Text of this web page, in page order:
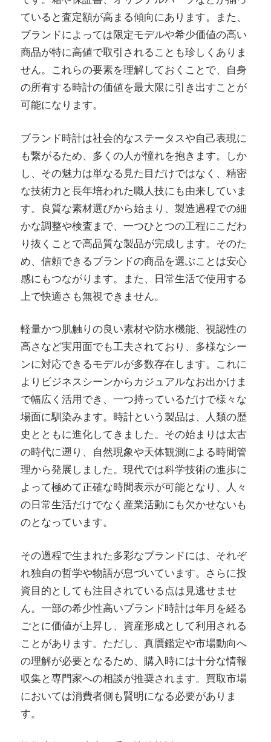
ていると査定額が高まる傾向にあります。また、
ブランドによっては限定モデルや希少価値の高い
商品が特に高値で取引されることも珍しくありま
せん。これらの要素を理解しておくことで、自身
の所有する時計の価値を最大限に引き出すことが
可能になります。
ブランド時計は社会的なステータスや自己表現に
も繋がるため、多くの人が憧れを抱きます。しか
し、その魅力は単なる見た目だけではなく、精密
な技術力と長年培われた職人技にも由来していま
す。良質な素材選びから始まり、製造過程での細
かな調整や検査まで、一つひとつの工程にこだわ
り抜くことで高品質な製品が完成します。そのた
め、信頼できるブランドの商品を選ぶことは安心
感にもつながります。また、日常生活で使用する
上で快適さも無視できません。
軽量かつ肌触りの良い素材や防水機能、視認性の
高さなど実用面でも工夫されており、多様なシー
ンに対応できるモデルが多数存在します。これに
よりビジネスシーンからカジュアルなお出かけま
で幅広く活用でき、一つ持っているだけで様々な
場面に馴染みます。時計という製品は、人類の歴
史とともに進化してきました。その始まりは太古
の時代に遡り、自然現象や天体観測による時間管
理から発展しました。現代では科学技術の進歩に
よって極めて正確な時間表示が可能となり、人々
の日常生活だけでなく産業活動にも欠かせないも
のとなっています。
その過程で生まれた多彩なブランドには、それぞ
れ独自の哲学や物語が息づいています。さらに投
資目的としても注目されている点は見逃せませ
ん。一部の希少性高いブランド時計は年月を経る
ごとに価値が上昇し、資産形成として利用される
ことがあります。ただし、真贋鑑定や市場動向へ
の理解が必要となるため、購入時には十分な情報
収集と専門家への相談が推奨されます。買取市場
においては消費者側も賢明になる必要がありま
す。